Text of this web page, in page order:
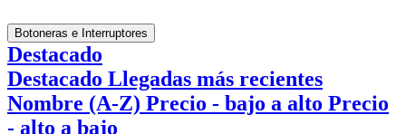
Botoneras e Interruptores
Destacado
Destacado Llegadas más recientes
Nombre (A-Z) Precio - bajo a alto Precio
- alto a bajo